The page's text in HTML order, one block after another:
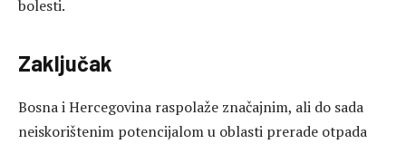
bolesti.
Zaključak
Bosna i Hercegovina raspolaže značajnim, ali do sada
neiskorištenim potencijalom u oblasti prerade otpada